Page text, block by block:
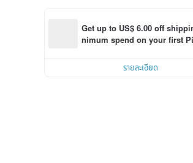
Get up to US$ 6.00 off
nimum spend on your first
รายละเอียด